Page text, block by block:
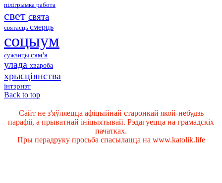
пілігрымка работа
свет свята
святасць смерць
соцыум
сужэнцы сям'я
улада хвароба
хрысціянства
інтэрнэт
Back to top
Сайт не з'яўляецца афіцыйнай старонкай якой-небудзь
парафіі, а прыватнай ініцыятывай. Рэдагуецца на грамадскіх
пачатках.
Пры перадруку просьба спасылацца на www.katolik.life